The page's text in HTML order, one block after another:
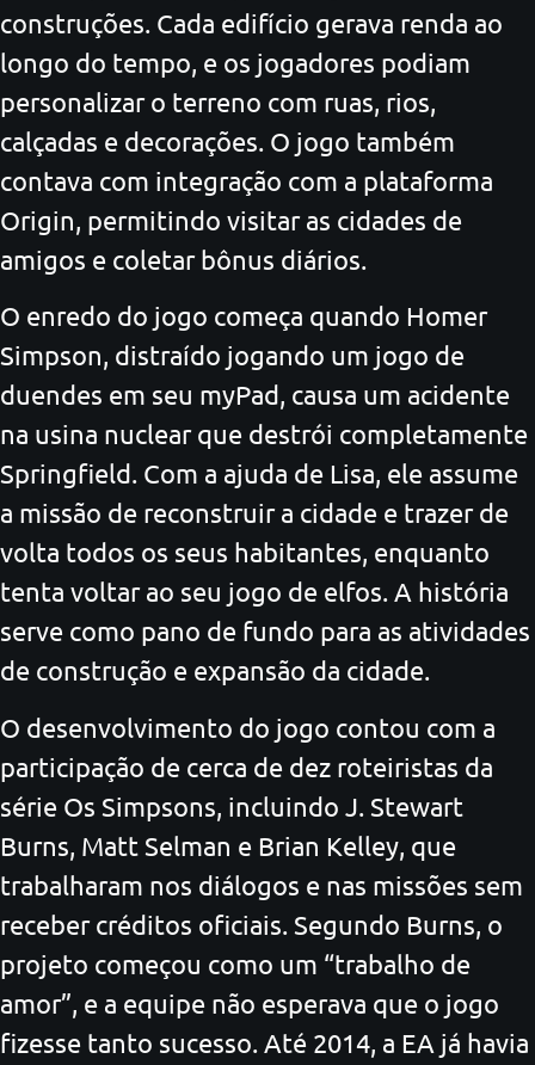
construções. Cada edifício gerava renda ao
longo do tempo, e os jogadores podiam
personalizar o terreno com ruas, rios,
calçadas e decorações. O jogo também
contava com integração com a plataforma
Origin, permitindo visitar as cidades de
amigos e coletar bônus diários.
O enredo do jogo começa quando Homer
Simpson, distraído jogando um jogo de
duendes em seu myPad, causa um acidente
na usina nuclear que destrói completamente
Springfield. Com a ajuda de Lisa, ele assume
a missão de reconstruir a cidade e trazer de
volta todos os seus habitantes, enquanto
tenta voltar ao seu jogo de elfos. A história
serve como pano de fundo para as atividades
de construção e expansão da cidade.
O desenvolvimento do jogo contou com a
participação de cerca de dez roteiristas da
série Os Simpsons, incluindo J. Stewart
Burns, Matt Selman e Brian Kelley, que
trabalharam nos diálogos e nas missões sem
receber créditos oficiais. Segundo Burns, o
projeto começou como um “trabalho de
amor”, e a equipe não esperava que o jogo
fizesse tanto sucesso. Até 2014, a EA já havia